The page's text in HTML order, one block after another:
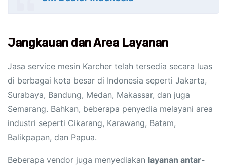
Jangkauan dan Area Layanan
Jasa service mesin Karcher telah tersedia secara luas
di berbagai kota besar di Indonesia seperti Jakarta,
Surabaya, Bandung, Medan, Makassar, dan juga
Semarang. Bahkan, beberapa penyedia melayani area
industri seperti Cikarang, Karawang, Batam,
Balikpapan, dan Papua.
Beberapa vendor juga menyediakan layanan antar-